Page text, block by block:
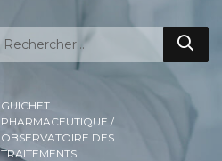
GUICHET
PHARMACEUTIQUE /
OBSERVATOIRE DES
TRAITEMENTS